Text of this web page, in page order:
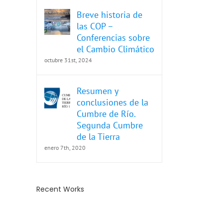
Breve historia de
las COP –
Conferencias sobre
el Cambio Climático
octubre 31st, 2024
Resumen y
conclusiones de la
Cumbre de Río.
Segunda Cumbre
de la Tierra
enero 7th, 2020
Recent Works